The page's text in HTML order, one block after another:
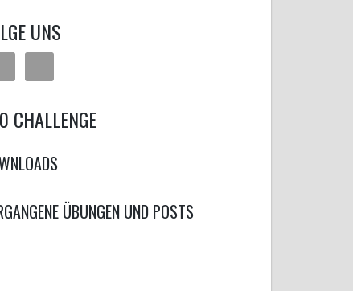
UNS
CHALLENGE
ÜBUNGEN UND POSTS